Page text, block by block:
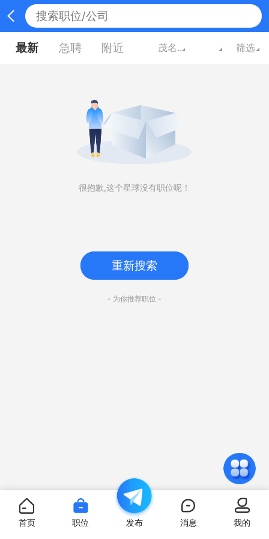
最新 急聘 附近 茂名广东 筛选
很抱歉,这个星球没有职位呢！
重新搜索
- 为你推荐职位 -
首页 职位 发布 消息 我的